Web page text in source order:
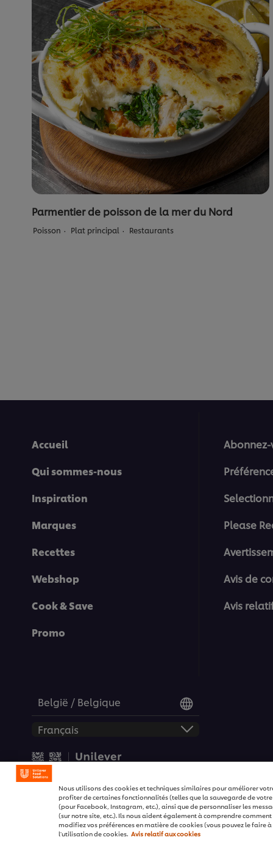
boerenkool,
veenbessen
en
portosaus
est
de
5.0
sur
à
partir
de
3
notes.
Parmentier de poisson de la mer du Nord
Poisson Plat principal Restaurants
Accueil
Qui sommes-nous
Inspiration
Marques
Recettes
Webshop
Cook & Save
Promo
Abonnez-
Please
Avis de
Avis
België / Belgique
Nous utilisons des cookies et techniques similaires pour améliorer
profiter de certaines fonctionnalités (telles que la sauvegarde de
(pour Facebook, Instagram, etc.), ainsi que de personnaliser les
(sur notre site, etc.). Ils nous aident également à comprendre
modifiez vos préférences en matière de cookies (vous pouvez le faire
l'utilisation de cookies. Avis relatif aux cookies